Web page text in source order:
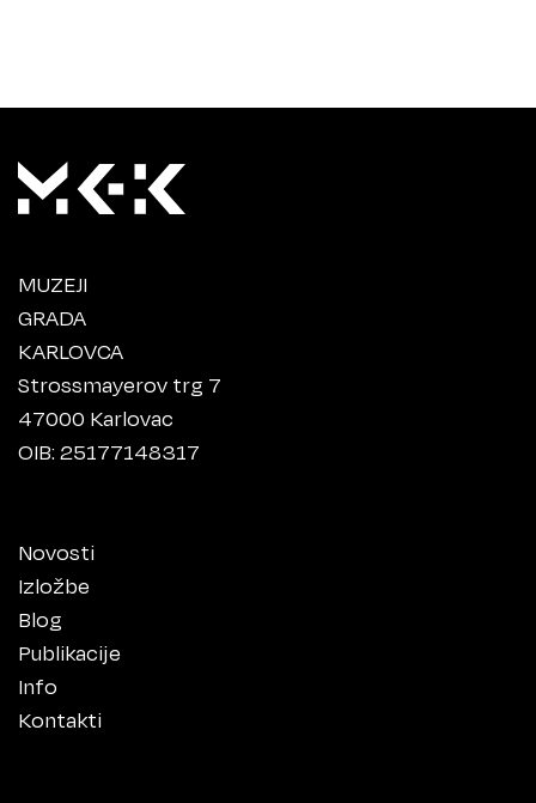
MUZEJI
GRADA
KARLOVCA
Strossmayerov trg 7
47000 Karlovac
OIB: 25177148317
Novosti
Izložbe
Blog
Publikacije
Info
Kontakti